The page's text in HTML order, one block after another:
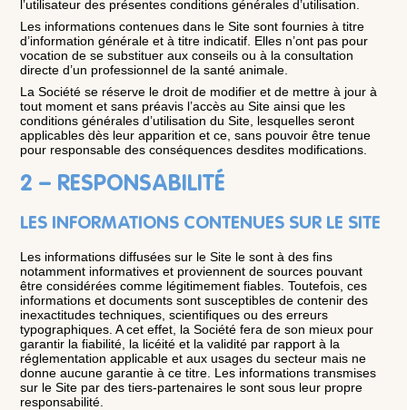
l’utilisateur des présentes conditions générales d’utilisation.
Les informations contenues dans le Site sont fournies à titre
d’information générale et à titre indicatif. Elles n’ont pas pour
vocation de se substituer aux conseils ou à la consultation
directe d’un professionnel de la santé animale.
La Société se réserve le droit de modifier et de mettre à jour à
tout moment et sans préavis l’accès au Site ainsi que les
conditions générales d’utilisation du Site, lesquelles seront
applicables dès leur apparition et ce, sans pouvoir être tenue
pour responsable des conséquences desdites modifications.
2 – RESPONSABILITÉ
LES INFORMATIONS CONTENUES SUR LE SITE
Les informations diffusées sur le Site le sont à des fins
notamment informatives et proviennent de sources pouvant
être considérées comme légitimement fiables. Toutefois, ces
informations et documents sont susceptibles de contenir des
inexactitudes techniques, scientifiques ou des erreurs
typographiques. A cet effet, la Société fera de son mieux pour
garantir la fiabilité, la licéité et la validité par rapport à la
réglementation applicable et aux usages du secteur mais ne
donne aucune garantie à ce titre. Les informations transmises
sur le Site par des tiers-partenaires le sont sous leur propre
responsabilité.